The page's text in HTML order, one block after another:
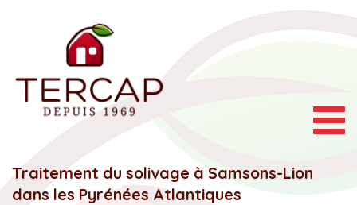
Traitement du solivage à Samsons-Lion
dans les Pyrénées Atlantiques